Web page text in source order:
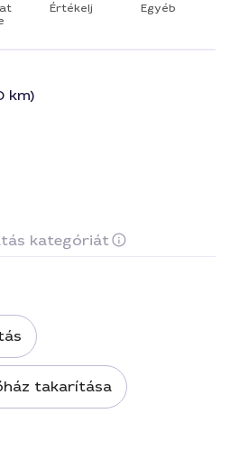
Értékelj Egyéb
km)
kategóriát
takarítása